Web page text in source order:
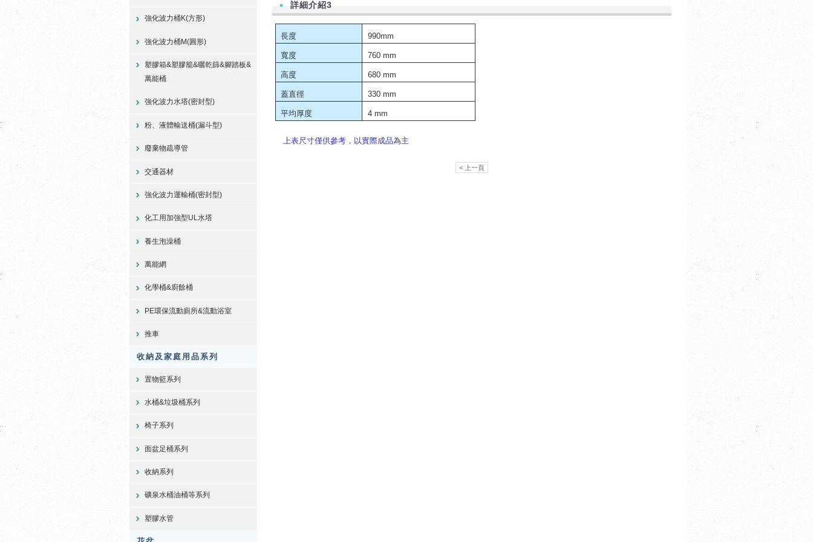
強化波力桶K(方形)
強化波力桶M(圓形)
塑膠箱&塑膠籠&曬乾篩&腳踏板&
萬能桶
強化波力水塔(密封型)
粉、液體輸送桶(漏斗型)
廢棄物疏導管
交通器材
強化波力運輸桶(密封型)
化工用加強型UL水塔
養生泡澡桶
萬能網
化學桶&廚餘桶
PE環保流動廁所&流動浴室
推車
收納及家庭用品系列
置物籃系列
水桶&垃圾桶系列
椅子系列
面盆足桶系列
收納系列
礦泉水桶油桶等系列
塑膠水管
詳細介紹3
長度 990mm
寬度 760 mm
高度 680 mm
蓋直徑 330 mm
平均厚度 4 mm
上表尺寸僅供參考，以實際成品為主
< 上一頁